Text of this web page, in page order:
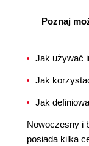
Poznaj
Jak używać
Jak
Jak
Nowoczesny i
posiada kilka